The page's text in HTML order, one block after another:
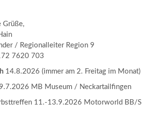
Grüße,
/ Regionalleiter Region 9
7620 703
14.8.2026 (immer am 2. Freitag im Monat)
MB Museum / Neckartailfingen
11.-13.9.2026 Motorworld BB/S